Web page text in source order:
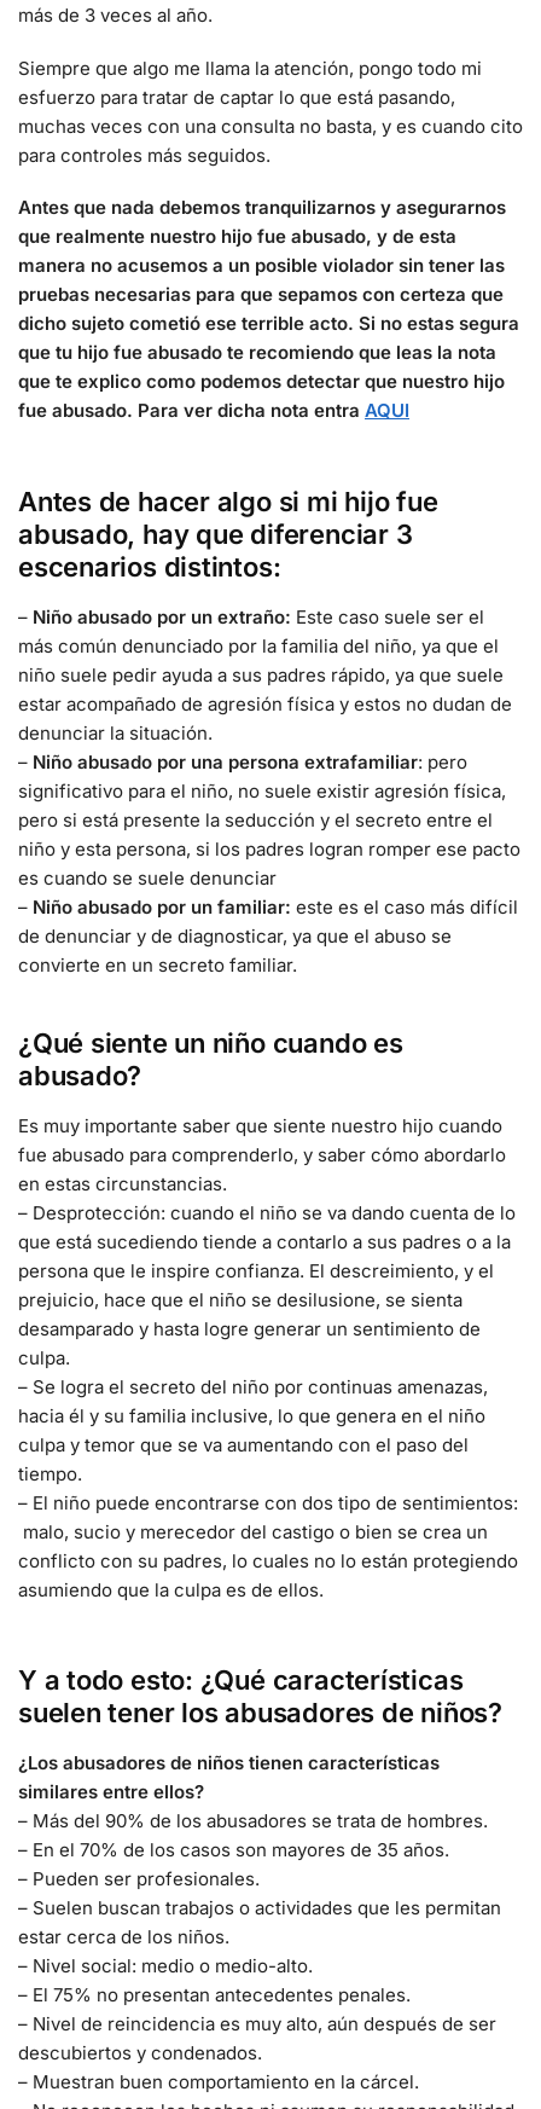
más de 3 veces al año.
Siempre que algo me llama la atención, pongo todo mi
esfuerzo para tratar de captar lo que está pasando,
muchas veces con una consulta no basta, y es cuando cito
para controles más seguidos.
Antes que nada debemos tranquilizarnos y asegurarnos
que realmente nuestro hijo fue abusado, y de esta
manera no acusemos a un posible violador sin tener las
pruebas necesarias para que sepamos con certeza que
dicho sujeto cometió ese terrible acto. Si no estas segura
que tu hijo fue abusado te recomiendo que leas la nota
que te explico como podemos detectar que nuestro hijo
fue abusado. Para ver dicha nota entra AQUI
Antes de hacer algo si mi hijo fue
abusado, hay que diferenciar 3
escenarios distintos:
– Niño abusado por un extraño: Este caso suele ser el
más común denunciado por la familia del niño, ya que el
niño suele pedir ayuda a sus padres rápido, ya que suele
estar acompañado de agresión física y estos no dudan de
denunciar la situación.
– Niño abusado por una persona extrafamiliar: pero
significativo para el niño, no suele existir agresión física,
pero si está presente la seducción y el secreto entre el
niño y esta persona, si los padres logran romper ese pacto
es cuando se suele denunciar
– Niño abusado por un familiar: este es el caso más difícil
de denunciar y de diagnosticar, ya que el abuso se
convierte en un secreto familiar.
¿Qué siente un niño cuando es
abusado?
Es muy importante saber que siente nuestro hijo cuando
fue abusado para comprenderlo, y saber cómo abordarlo
en estas circunstancias.
– Desprotección: cuando el niño se va dando cuenta de lo
que está sucediendo tiende a contarlo a sus padres o a la
persona que le inspire confianza. El descreimiento, y el
prejuicio, hace que el niño se desilusione, se sienta
desamparado y hasta logre generar un sentimiento de
culpa.
– Se logra el secreto del niño por continuas amenazas,
hacia él y su familia inclusive, lo que genera en el niño
culpa y temor que se va aumentando con el paso del
tiempo.
– El niño puede encontrarse con dos tipo de sentimientos:
malo, sucio y merecedor del castigo o bien se crea un
conflicto con su padres, lo cuales no lo están protegiendo
asumiendo que la culpa es de ellos.
Y a todo esto: ¿Qué características
suelen tener los abusadores de niños?
¿Los abusadores de niños tienen características
similares entre ellos?
– Más del 90% de los abusadores se trata de hombres.
– En el 70% de los casos son mayores de 35 años.
– Pueden ser profesionales.
– Suelen buscan trabajos o actividades que les permitan
estar cerca de los niños.
– Nivel social: medio o medio-alto.
– El 75% no presentan antecedentes penales.
– Nivel de reincidencia es muy alto, aún después de ser
descubiertos y condenados.
– Muestran buen comportamiento en la cárcel.